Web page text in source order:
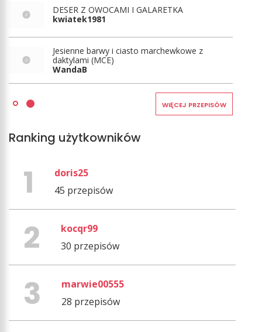
DESER Z OWOCAMI I GALARETKA
kwiatek1981
Jesienne barwy i ciasto marchewkowe z
daktylami (MCE)
WandaB
WIĘCEJ PRZEPISÓW
Ranking użytkowników
doris25
45 przepisów
kocqr99
30 przepisów
marwie00555
28 przepisów